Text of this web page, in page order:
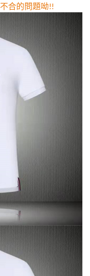
合的問題呦!!